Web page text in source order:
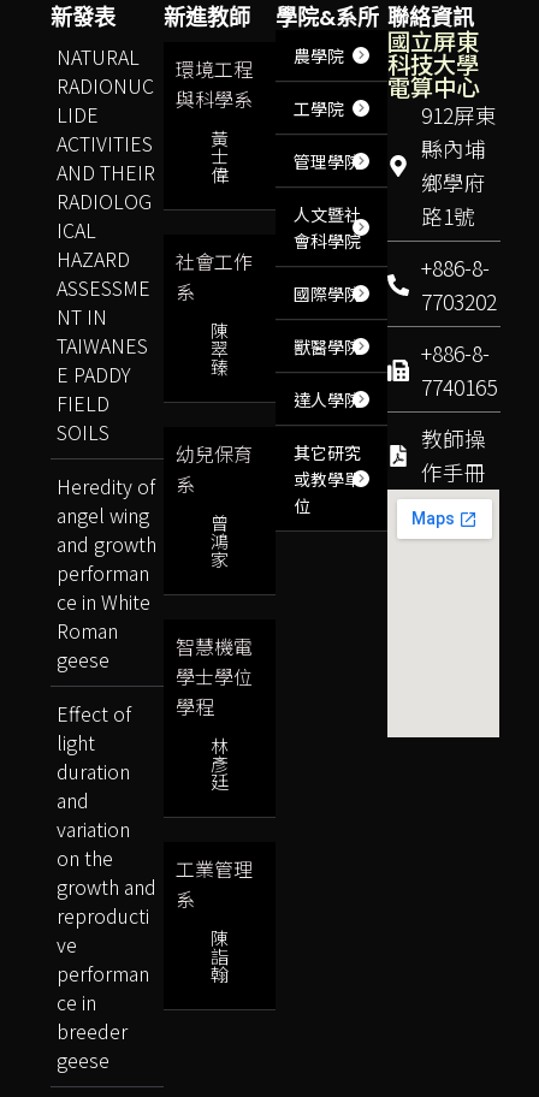
聯絡資訊
國立屏東
科技大學
電算中心
912屏東
縣內埔
鄉學府
路1號
+886-8-
7703202
+886-8-
7740165
教師操
作手冊
學院&系所
農學院
工學院
管理學院
人文暨社
會科學院
國際學院
獸醫學院
達人學院
其它研究
或教學單
位
新進教師
環境工程
與科學系
黃
士
偉
社會工作
系
陳
翠
臻
幼兒保育
系
曾
鴻
家
智慧機電
學士學位
學程
林
彥
廷
工業管理
系
陳
詣
翰
新發表
NATURAL
RADIONUC
LIDE
ACTIVITIES
AND THEIR
RADIOLOG
ICAL
HAZARD
ASSESSME
NT IN
TAIWANES
E PADDY
FIELD
SOILS
Heredity of
angel wing
and growth
performan
ce in White
Roman
geese
Effect of
light
duration
and
variation
on the
growth and
reproducti
ve
performan
ce in
breeder
geese